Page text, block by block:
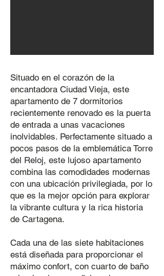
Situado en el corazón de la
encantadora Ciudad Vieja, este
apartamento de 7 dormitorios
recientemente renovado es la puerta
de entrada a unas vacaciones
inolvidables. Perfectamente situado a
pocos pasos de la emblemática Torre
del Reloj, este lujoso apartamento
combina las comodidades modernas
con una ubicación privilegiada, por lo
que es la mejor opción para explorar
la vibrante cultura y la rica historia
de Cartagena.
Cada una de las siete habitaciones
está diseñada para proporcionar el
máximo confort, con cuarto de baño